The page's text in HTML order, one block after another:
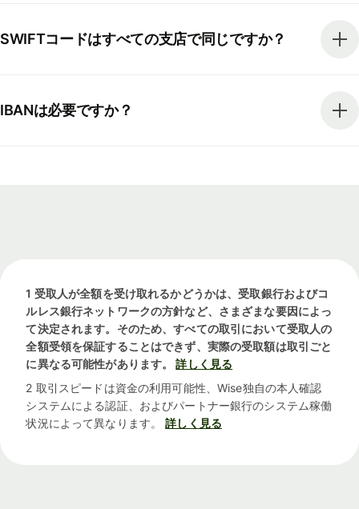
SWIFTコードはすべての支店で同じですか？
IBANは必要ですか？
1 受取人が全額を受け取れるかどうかは、受取銀行およびコ
ルレス銀行ネットワークの方針など、さまざまな要因によっ
て決定されます。そのため、すべての取引において受取人の
全額受領を保証することはできず、実際の受取額は取引ごと
に異なる可能性があります。
詳しく見る
2 取引スピードは資金の利用可能性、Wise独自の本人確認
システムによる認証、およびパートナー銀行のシステム稼働
状況によって異なります。
詳しく見る